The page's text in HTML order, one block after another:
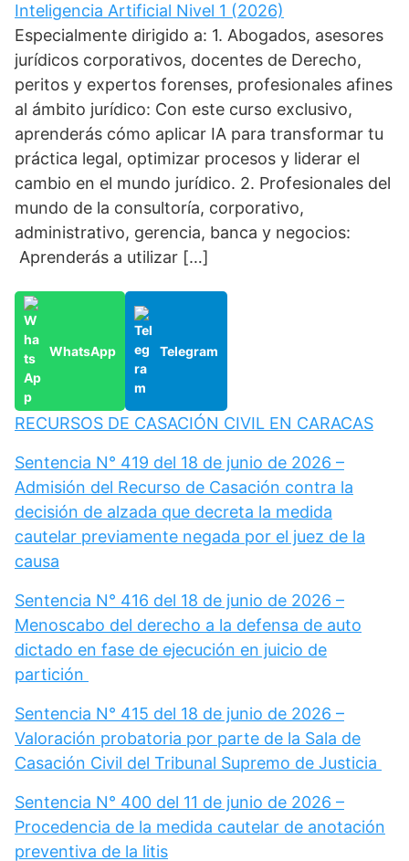
Inteligencia Artificial Nivel 1 (2026)
Especialmente dirigido a: 1. Abogados, asesores
jurídicos corporativos, docentes de Derecho,
peritos y expertos forenses, profesionales afines
al ámbito jurídico: Con este curso exclusivo,
aprenderás cómo aplicar IA para transformar tu
práctica legal, optimizar procesos y liderar el
cambio en el mundo jurídico. 2. Profesionales del
mundo de la consultoría, corporativo,
administrativo, gerencia, banca y negocios:
Aprenderás a utilizar […]
WhatsApp Telegram
RECURSOS DE CASACIÓN CIVIL EN CARACAS
Sentencia N° 419 del 18 de junio de 2026 –
Admisión del Recurso de Casación contra la
decisión de alzada que decreta la medida
cautelar previamente negada por el juez de la
causa
Sentencia N° 416 del 18 de junio de 2026 –
Menoscabo del derecho a la defensa de auto
dictado en fase de ejecución en juicio de
partición
Sentencia N° 415 del 18 de junio de 2026 –
Valoración probatoria por parte de la Sala de
Casación Civil del Tribunal Supremo de Justicia
Sentencia N° 400 del 11 de junio de 2026 –
Procedencia de la medida cautelar de anotación
preventiva de la litis